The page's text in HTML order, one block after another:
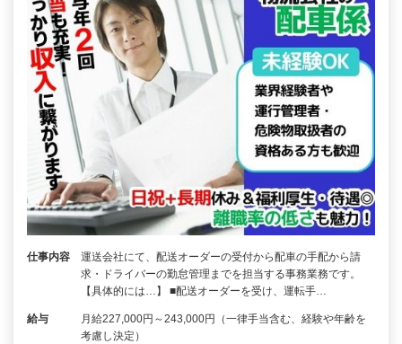
仕事内容
運送会社にて、配送オーダーの受付から配車の手配から請
求・ドライバーの勤怠管理までを担当する事務業務です。
【具体的には…】 ■配送オーダーを受け、運転手…
給与
月給227,000円～243,000円（一律手当含む、経験や年齢を
考慮し決定）